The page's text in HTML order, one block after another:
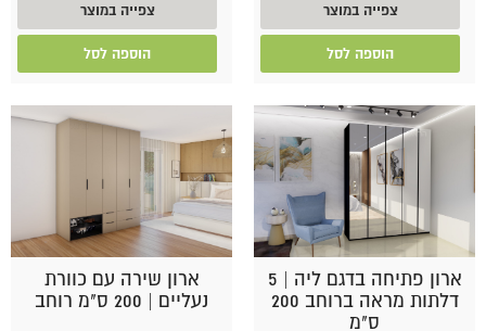
צפייה במוצר
הוספה לסל
צפייה במוצר
הוספה לסל
ארון פתיחה בדגם ליה | 5
דלתות מראה ברוחב 200
ס"מ
ארון שירה עם כוורת
נעליים | 200 ס"מ רוחב